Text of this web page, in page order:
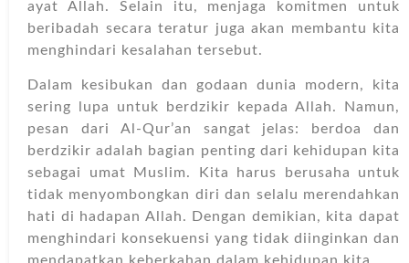
ayat Allah. Selain itu, menjaga komitmen untuk
beribadah secara teratur juga akan membantu kita
menghindari kesalahan tersebut.
Dalam kesibukan dan godaan dunia modern, kita
sering lupa untuk berdzikir kepada Allah. Namun,
pesan dari Al-Qur’an sangat jelas: berdoa dan
berdzikir adalah bagian penting dari kehidupan kita
sebagai umat Muslim. Kita harus berusaha untuk
tidak menyombongkan diri dan selalu merendahkan
hati di hadapan Allah. Dengan demikian, kita dapat
menghindari konsekuensi yang tidak diinginkan dan